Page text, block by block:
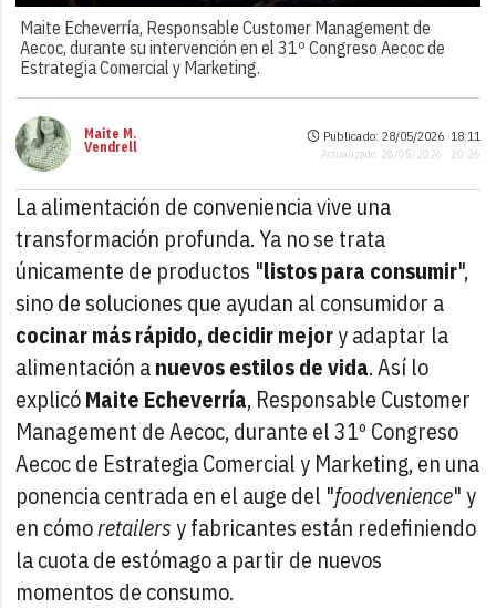
Maite Echeverría, Responsable Customer Management de
Aecoc, durante su intervención en el 31º Congreso Aecoc de
Estrategia Comercial y Marketing.
Maite M.
Vendrell
Publicado: 28/05/2026 ·18:11
Actualizado: 28/05/2026 · 20:26
La alimentación de conveniencia vive una
transformación profunda. Ya no se trata
únicamente de productos "listos para consumir",
sino de soluciones que ayudan al consumidor a
cocinar más rápido, decidir mejory adaptar la
alimentación anuevos estilos de vida. Así lo
explicóMaite Echeverría, Responsable Customer
Management de Aecoc, durante el 31º Congreso
Aecoc de Estrategia Comercial y Marketing, en una
ponencia centrada en el auge del "foodvenience" y
en cómoretailersy fabricantes están redefiniendo
la cuota de estómago a partir de nuevos
momentos de consumo.